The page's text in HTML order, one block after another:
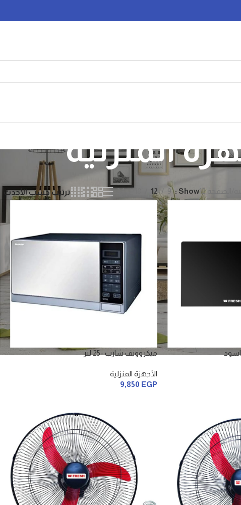
المنزلية
الصفحة 12 Show
9
12
24
ميكروويف شارب -25 لتر
الأجهزة المنزلية
9,850 EGP